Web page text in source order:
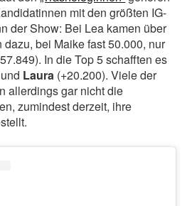
mit den größten IG-
der Show: Bei Lea kamen über
bei Maike fast 50.000, nur
In die Top 5 schafften es
Laura (+20.200). Viele der
allerdings gar nicht die
zumindest derzeit, ihre